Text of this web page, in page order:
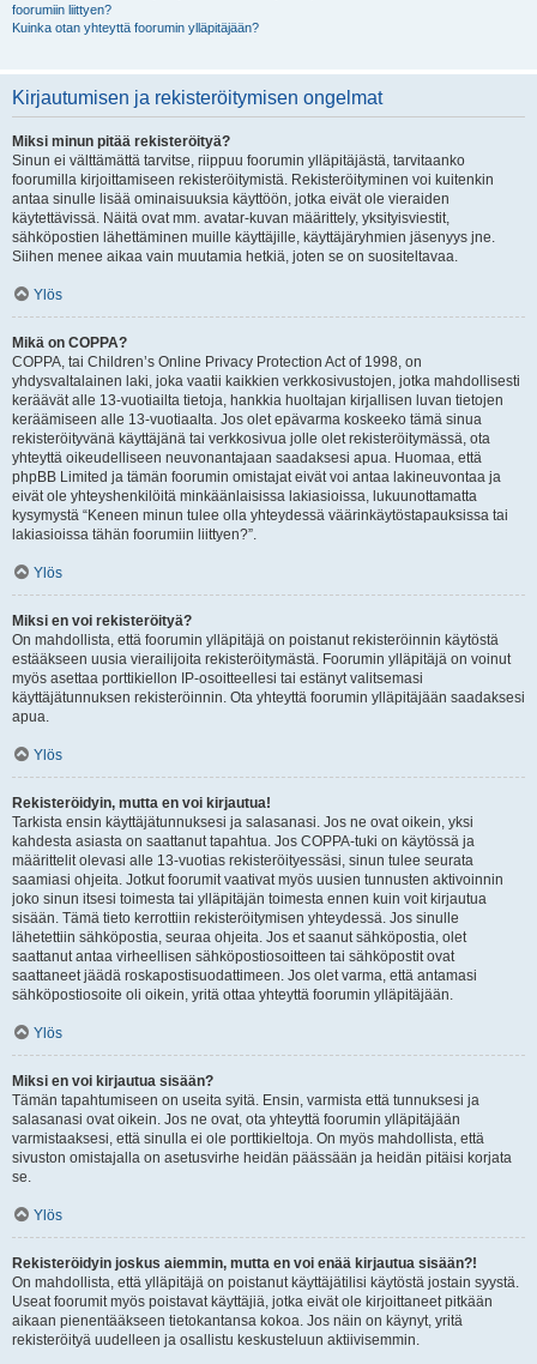
foorumiin liittyen?
Kuinka otan yhteyttä foorumin ylläpitäjään?
Kirjautumisen ja rekisteröitymisen ongelmat
Miksi minun pitää rekisteröityä?
Sinun ei välttämättä tarvitse, riippuu foorumin ylläpitäjästä, tarvitaanko
foorumilla kirjoittamiseen rekisteröitymistä. Rekisteröityminen voi kuitenkin
antaa sinulle lisää ominaisuuksia käyttöön, jotka eivät ole vieraiden
käytettävissä. Näitä ovat mm. avatar-kuvan määrittely, yksityisviestit,
sähköpostien lähettäminen muille käyttäjille, käyttäjäryhmien jäsenyys jne.
Siihen menee aikaa vain muutamia hetkiä, joten se on suositeltavaa.
Ylös
Mikä on COPPA?
COPPA, tai Children’s Online Privacy Protection Act of 1998, on
yhdysvaltalainen laki, joka vaatii kaikkien verkkosivustojen, jotka mahdollisesti
keräävät alle 13-vuotiailta tietoja, hankkia huoltajan kirjallisen luvan tietojen
keräämiseen alle 13-vuotiaalta. Jos olet epävarma koskeeko tämä sinua
rekisteröityvänä käyttäjänä tai verkkosivua jolle olet rekisteröitymässä, ota
yhteyttä oikeudelliseen neuvonantajaan saadaksesi apua. Huomaa, että
phpBB Limited ja tämän foorumin omistajat eivät voi antaa lakineuvontaa ja
eivät ole yhteyshenkilöitä minkäänlaisissa lakiasioissa, lukuunottamatta
kysymystä “Keneen minun tulee olla yhteydessä väärinkäytöstapauksissa tai
lakiasioissa tähän foorumiin liittyen?”.
Ylös
Miksi en voi rekisteröityä?
On mahdollista, että foorumin ylläpitäjä on poistanut rekisteröinnin käytöstä
estääkseen uusia vierailijoita rekisteröitymästä. Foorumin ylläpitäjä on voinut
myös asettaa porttikiellon IP-osoitteellesi tai estänyt valitsemasi
käyttäjätunnuksen rekisteröinnin. Ota yhteyttä foorumin ylläpitäjään saadaksesi
apua.
Ylös
Rekisteröidyin, mutta en voi kirjautua!
Tarkista ensin käyttäjätunnuksesi ja salasanasi. Jos ne ovat oikein, yksi
kahdesta asiasta on saattanut tapahtua. Jos COPPA-tuki on käytössä ja
määrittelit olevasi alle 13-vuotias rekisteröityessäsi, sinun tulee seurata
saamiasi ohjeita. Jotkut foorumit vaativat myös uusien tunnusten aktivoinnin
joko sinun itsesi toimesta tai ylläpitäjän toimesta ennen kuin voit kirjautua
sisään. Tämä tieto kerrottiin rekisteröitymisen yhteydessä. Jos sinulle
lähetettiin sähköpostia, seuraa ohjeita. Jos et saanut sähköpostia, olet
saattanut antaa virheellisen sähköpostiosoitteen tai sähköpostit ovat
saattaneet jäädä roskapostisuodattimeen. Jos olet varma, että antamasi
sähköpostiosoite oli oikein, yritä ottaa yhteyttä foorumin ylläpitäjään.
Ylös
Miksi en voi kirjautua sisään?
Tämän tapahtumiseen on useita syitä. Ensin, varmista että tunnuksesi ja
salasanasi ovat oikein. Jos ne ovat, ota yhteyttä foorumin ylläpitäjään
varmistaaksesi, että sinulla ei ole porttikieltoja. On myös mahdollista, että
sivuston omistajalla on asetusvirhe heidän päässään ja heidän pitäisi korjata
se.
Ylös
Rekisteröidyin joskus aiemmin, mutta en voi enää kirjautua sisään?!
On mahdollista, että ylläpitäjä on poistanut käyttäjätilisi käytöstä jostain syystä.
Useat foorumit myös poistavat käyttäjiä, jotka eivät ole kirjoittaneet pitkään
aikaan pienentääkseen tietokantansa kokoa. Jos näin on käynyt, yritä
rekisteröityä uudelleen ja osallistu keskusteluun aktiivisemmin.